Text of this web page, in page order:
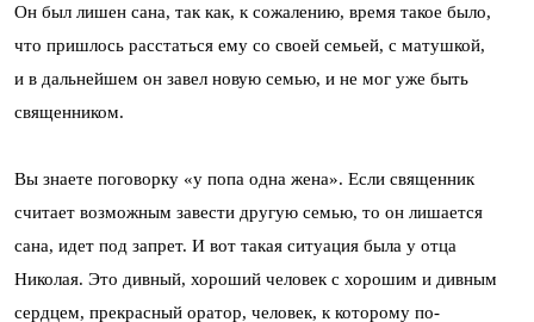
Он был лишен сана, так как, к сожалению, время такое было,
что пришлось расстаться ему со своей семьей, с матушкой,
и в дальнейшем он завел новую семью, и не мог уже быть
священником.
Вы знаете поговорку «у попа одна жена». Если священник
считает возможным завести другую семью, то он лишается
сана, идет под запрет. И вот такая ситуация была у отца
Николая. Это дивный, хороший человек с хорошим и дивным
сердцем, прекрасный оратор, человек, к которому по-